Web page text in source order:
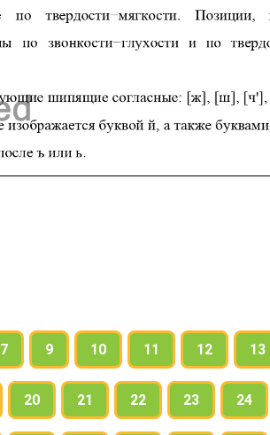
7 9 10 11 12 13
20 21 22 23 24